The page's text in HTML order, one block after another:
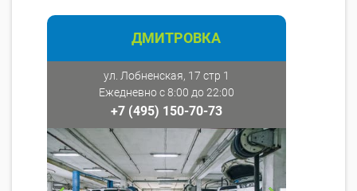
ДМИТРОВКА
ул. Лобненская, 17 стр 1
Ежедневно с 8:00 до 22:00
+7 (495) 150-70-73